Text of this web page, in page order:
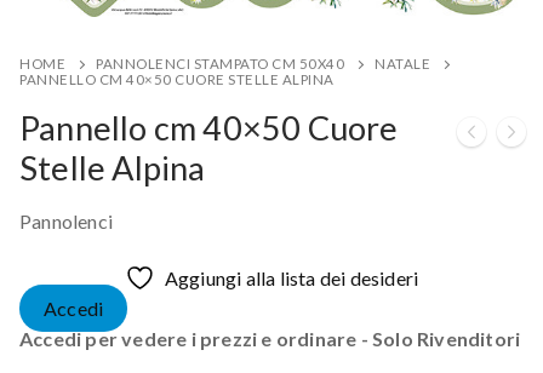
HOME PANNOLENCI STAMPATO CM 50X40
NATALE
PANNELLO CM 40×50 CUORE STELLE ALPINA
Pannello cm 40×50 Cuore
Stelle Alpina
Pannolenci
Aggiungi alla lista dei desideri
Accedi
Accedi per vedere i prezzi e ordinare - Solo Rivenditori